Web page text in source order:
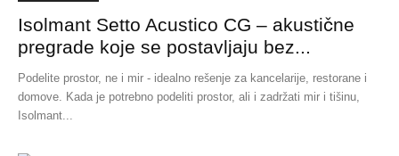
Isolmant Setto Acustico CG – akustične
pregrade koje se postavljaju bez...
Podelite prostor, ne i mir - idealno rešenje za kancelarije, restorane i
domove. Kada je potrebno podeliti prostor, ali i zadržati mir i tišinu,
Isolmant...